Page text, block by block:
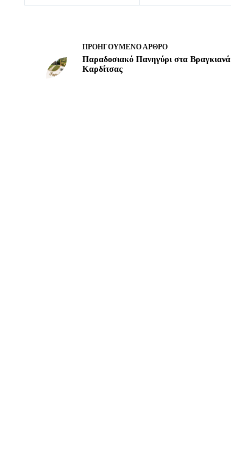
ΠΡΟΗΓΟΎΜΕΝΟ ΆΡΘΡΟ
Παραδοσιακό Πανηγύρι στα Βραγκιανά
Καρδίτσας